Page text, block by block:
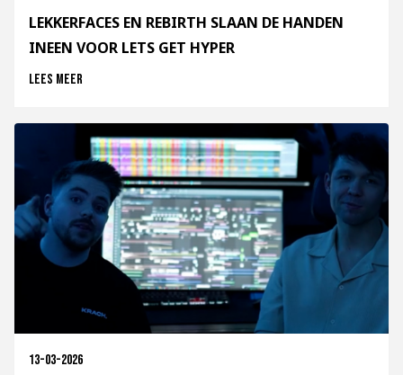
LEKKERFACES EN REBIRTH SLAAN DE HANDEN
INEEN VOOR LETS GET HYPER
Lees meer
13-03-2026